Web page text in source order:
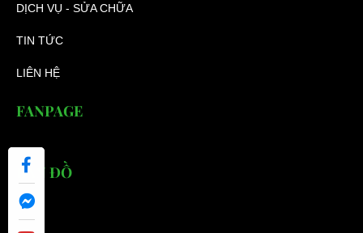
DỊCH VỤ - SỬA CHỮA
TIN TỨC
LIÊN HỆ
FANPAGE
BẢN ĐỒ